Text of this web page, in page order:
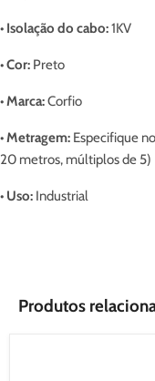
• Isolação do cabo:1KV
• Cor: Preto
• Marca:Corfio
• Metragem: Especifique
20 metros, múltiplos de 5)
• Uso: Industrial
Produtos